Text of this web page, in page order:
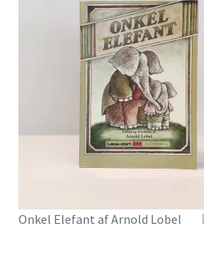
Onkel Elefant af Arnold Lobel